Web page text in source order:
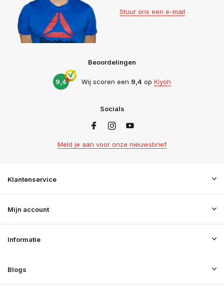
Stuur ons een e-mail
Beoordelingen
9,4 Wij scoren een 9,4 op Kiyoh
Socials
Meld je aan voor onze nieuwsbrief
Klantenservice
Mijn account
Informatie
Blogs